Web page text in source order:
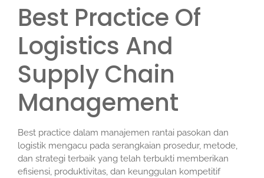
Best Practice Of
Logistics And
Supply Chain
Management
Best practice dalam manajemen rantai pasokan dan
logistik mengacu pada serangkaian prosedur, metode,
dan strategi terbaik yang telah terbukti memberikan
efisiensi, produktivitas, dan keunggulan kompetitif